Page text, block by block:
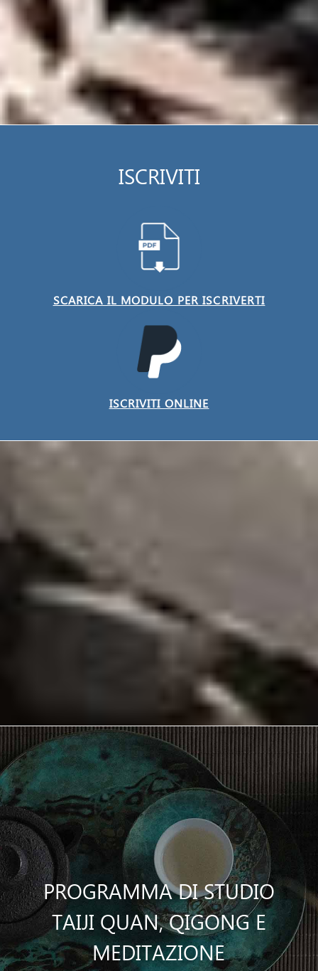
ISCRIVITI
SCARICA IL MODULO PER ISCRIVERTI
ISCRIVITI ONLINE
PROGRAMMA DI STUDIO
TAIJI QUAN, QIGONG E
MEDITAZIONE